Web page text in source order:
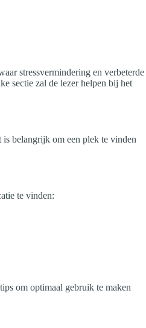
stressvermindering en verbeterde
sectie zal de lezer helpen bij het
belangrijk om een plek te vinden
te vinden:
om optimaal gebruik te maken